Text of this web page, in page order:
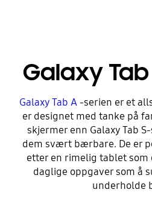
Galaxy
Galaxy Tab A -serien er et
er designet med tanke på
skjermer enn Galaxy Tab
dem svært bærbare. De er
etter en rimelig tablet
daglige oppgaver som å
underholde